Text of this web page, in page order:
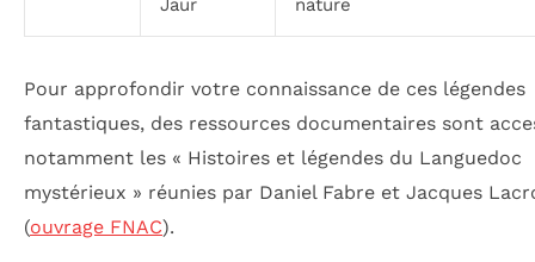
Jaur nature
Pour approfondir votre connaissance de ces légendes
fantastiques, des ressources documentaires sont
notamment les « Histoires et légendes du Languedoc
mystérieux » réunies par Daniel Fabre et Jacques
(ouvrage FNAC).